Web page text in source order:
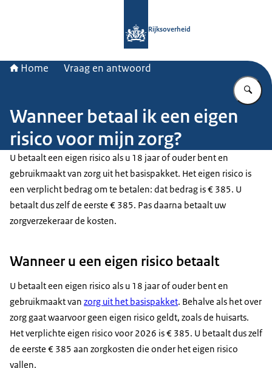
Rijksoverheid
Home Vraag en antwoord
Wanneer betaal ik een eigen
risico voor mijn zorg?
U betaalt een eigen risico als u 18 jaar of ouder bent en
gebruikmaakt van zorg uit het basispakket. Het eigen risico is
een verplicht bedrag om te betalen: dat bedrag is € 385. U
betaalt dus zelf de eerste € 385. Pas daarna betaalt uw
zorgverzekeraar de kosten.
Wanneer u een eigen risico betaalt
U betaalt een eigen risico als u 18 jaar of ouder bent en
gebruikmaakt van zorg uit het basispakket. Behalve als het over
zorg gaat waarvoor geen eigen risico geldt, zoals de huisarts.
Het verplichte eigen risico voor 2026 is € 385. U betaalt dus zelf
de eerste € 385 aan zorgkosten die onder het eigen risico
vallen.